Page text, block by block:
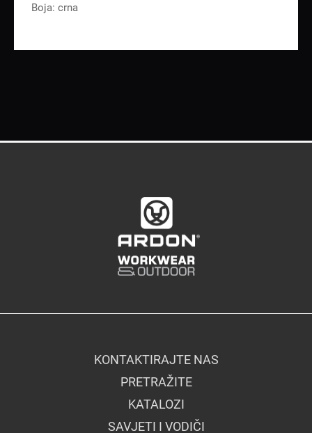
Boja: crna
KONTAKTIRAJTE NAS
PRETRAŽITE
KATALOZI
SAVJETI I VODIČI